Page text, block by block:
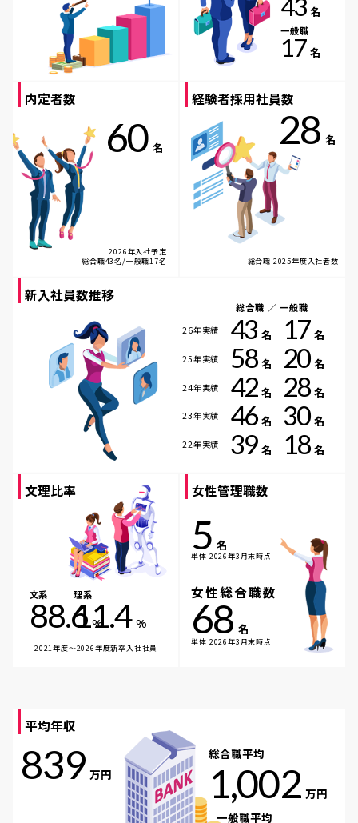
43 名
一般職
17 名
内定者数
60 名
2026年入社予定
総合職43名/一般職17名
経験者採用社員数
28 名
総合職 2025年度入社者数
新入社員数推移
総合職 ／ 一般職
26年実績 43 名 17 名
25年実績 58 名 20 名
24年実績 42 名 28 名
23年実績 46 名 30 名
22年実績 39 名 18 名
文理比率
文系
88.6 %
理系
11.4 %
2021年度～2026年度新卒入社社員
女性管理職数
5 名
単体 2026年3月末時点
女性総合職数
68 名
単体 2026年3月末時点
平均年収
839 万円
総合職平均
1,002 万円
一般職平均